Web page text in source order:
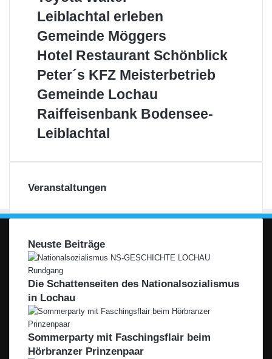
Walter
Leiblachtal
Leiblachtal erleben
Gemeinde
Gemeinde Möggers
Hotel
Schönblick
Hotel Restaurant Schönblick
Peter
KFZ
Meisterbetrieb
Peter´s KFZ Meisterbetrieb
Gemeinde
Gemeinde Lochau
Raiffeisenbank
Leiblachtal
Raiffeisenbank Bodensee-
Leiblachtal
Veranstaltungen
Neuste Beiträge
Die Schattenseiten des Nationalsozialismus
in Lochau
Sommerparty mit Faschingsflair beim
Hörbranzer Prinzenpaar